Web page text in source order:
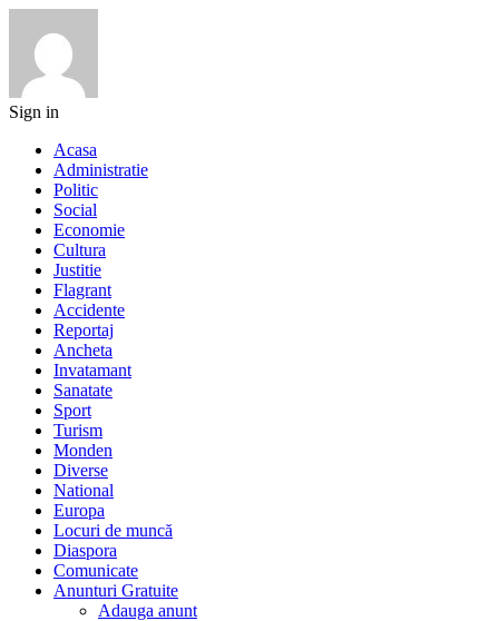
Sign in
Acasa
Administratie
Politic
Social
Economie
Cultura
Justitie
Flagrant
Accidente
Reportaj
Ancheta
Invatamant
Sanatate
Sport
Turism
Monden
Diverse
National
Europa
Locuri de muncă
Diaspora
Comunicate
Anunturi Gratuite
Adauga anunt